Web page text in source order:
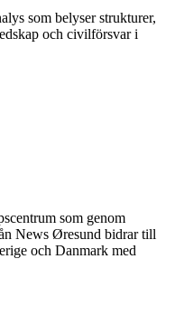
som belyser strukturer,
och civilförsvar i
som genom
News Øresund bidrar till
och Danmark med